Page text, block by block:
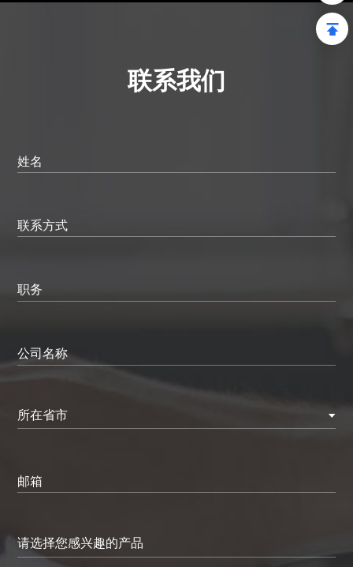
联系我们
姓名
联系方式
职务
公司名称
所在省市
邮箱